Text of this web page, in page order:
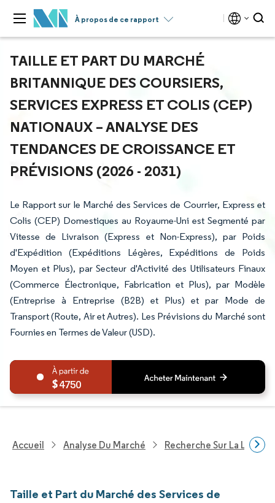
À propos de ce rapport
TAILLE ET PART DU MARCHÉ
BRITANNIQUE DES COURSIERS,
SERVICES EXPRESS ET COLIS (CEP)
NATIONAUX – ANALYSE DES
TENDANCES DE CROISSANCE ET
PRÉVISIONS (2026 - 2031)
Le Rapport sur le Marché des Services de Courrier, Express et
Colis (CEP) Domestiques au Royaume-Uni est Segmenté par
Vitesse de Livraison (Express et Non-Express), par Poids
d'Expédition (Expéditions Légères, Expéditions de Poids
Moyen et Plus), par Secteur d'Activité des Utilisateurs Finaux
(Commerce Électronique, Fabrication et Plus), par Modèle
(Entreprise à Entreprise (B2B) et Plus) et par Mode de
Transport (Route, Air et Autres). Les Prévisions du Marché sont
Fournies en Termes de Valeur (USD).
4750
Accueil Analyse Du Marché Recherche Sur La
Taille et Part du Marché des Services de